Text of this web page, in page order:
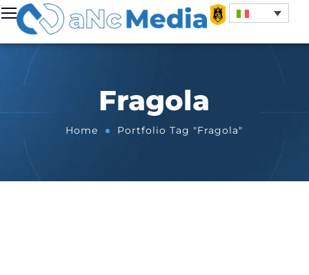
Fragola
Home Portfolio Tag "Fragola"